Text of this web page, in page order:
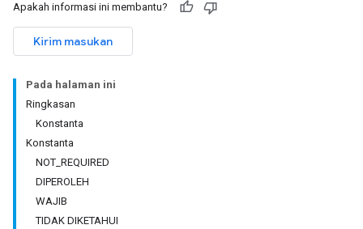
Apakah informasi ini membantu?
Kirim masukan
Pada halaman ini
Ringkasan
Konstanta
Konstanta
NOT_REQUIRED
DIPEROLEH
WAJIB
TIDAK DIKETAHUI